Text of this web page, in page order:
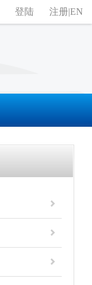
登陆 注册|EN